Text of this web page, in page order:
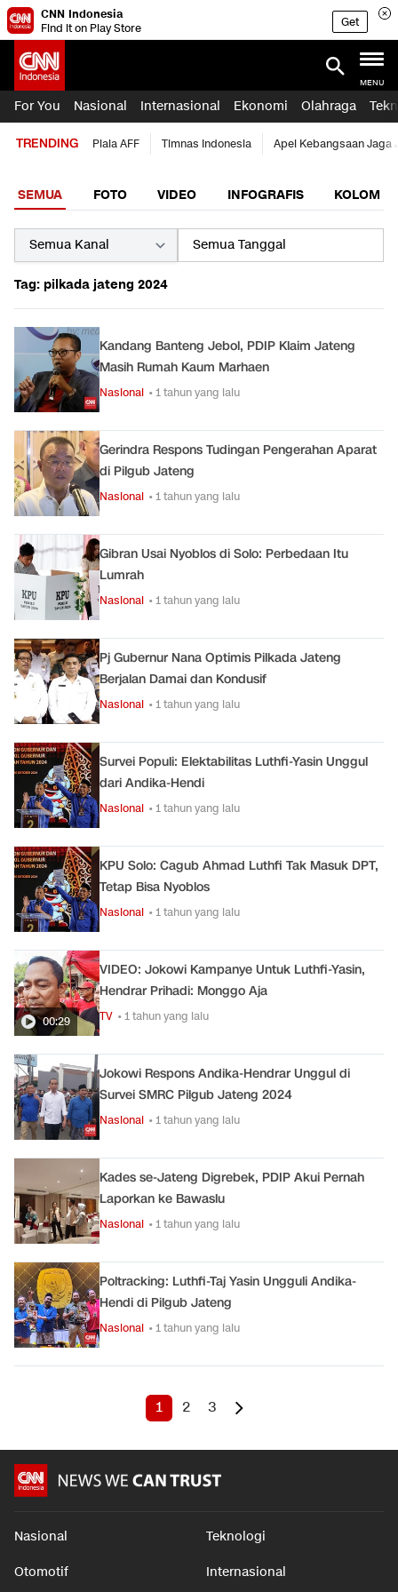
CNN Indonesia
Find it on Play Store
Get
MENU
For You Nasional Internasional Ekonomi Olahraga
TRENDING Piala AFF Timnas Indonesia Apel Kebangsaan Jaga
SEMUA FOTO VIDEO INFOGRAFIS KOLOM
Tag: pilkada jateng 2024
Kandang Banteng Jebol, PDIP Klaim Jateng
Masih Rumah Kaum Marhaen
Nasional • 1 tahun yang lalu
Gerindra Respons Tudingan Pengerahan Aparat
di Pilgub Jateng
Nasional • 1 tahun yang lalu
Gibran Usai Nyoblos di Solo: Perbedaan Itu
Lumrah
Nasional • 1 tahun yang lalu
Pj Gubernur Nana Optimis Pilkada Jateng
Berjalan Damai dan Kondusif
Nasional • 1 tahun yang lalu
Survei Populi: Elektabilitas Luthfi-Yasin Unggul
dari Andika-Hendi
Nasional • 1 tahun yang lalu
KPU Solo: Cagub Ahmad Luthfi Tak Masuk DPT,
Tetap Bisa Nyoblos
Nasional • 1 tahun yang lalu
00:29
VIDEO: Jokowi Kampanye Untuk Luthfi-Yasin,
Hendrar Prihadi: Monggo Aja
TV • 1 tahun yang lalu
Jokowi Respons Andika-Hendrar Unggul di
Survei SMRC Pilgub Jateng 2024
Nasional • 1 tahun yang lalu
Kades se-Jateng Digrebek, PDIP Akui Pernah
Laporkan ke Bawaslu
Nasional • 1 tahun yang lalu
Poltracking: Luthfi-Taj Yasin Ungguli Andika-
Hendi di Pilgub Jateng
Nasional • 1 tahun yang lalu
1 2 3
Nasional Teknologi
Otomotif Internasional